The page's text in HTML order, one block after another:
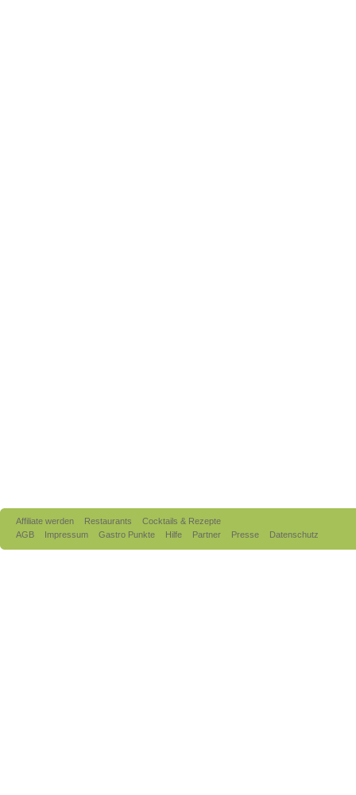
Affiliate werden Restaurants
Cocktails & Rezepte
AGB
Impressum Gastro Punkte Hilfe Partner Presse Datenschutz